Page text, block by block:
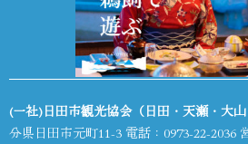
(一社)日田市観光協会（日田・天瀬・大山
分県日田市元町11-3 電話： 0973-22-2036